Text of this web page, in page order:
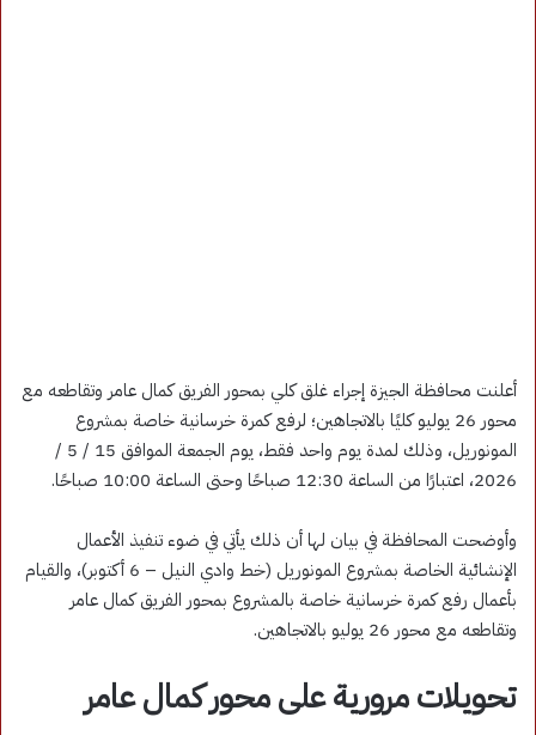
أعلنت محافظة الجيزة إجراء غلق كلي بمحور الفريق كمال عامر وتقاطعه مع
محور 26 يوليو كليًا بالاتجاهين؛ لرفع كمرة خرسانية خاصة بمشروع
المونوريل، وذلك لمدة يوم واحد فقط، يوم الجمعة الموافق 15 / 5 /
2026، اعتبارًا من الساعة 12:30 صباحًا وحتى الساعة 10:00 صباحًا.
وأوضحت المحافظة في بيان لها أن ذلك يأتي في ضوء تنفيذ الأعمال
الإنشائية الخاصة بمشروع المونوريل (خط وادي النيل – 6 أكتوبر)، والقيام
بأعمال رفع كمرة خرسانية خاصة بالمشروع بمحور الفريق كمال عامر
وتقاطعه مع محور 26 يوليو بالاتجاهين.
تحويلات مرورية على محور كمال عامر